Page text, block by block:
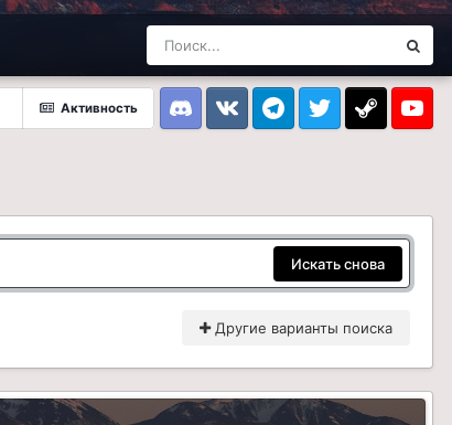
Активность
DiscordVK TelegramTwitter Steam
Искать снова
Другие варианты поиска